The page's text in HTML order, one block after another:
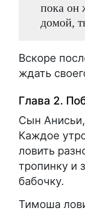
пока он
домой,
Вскоре
ждать
Глава 2.
Сын
Каждое
ловить
тропинку и
бабочку.
Тимоша